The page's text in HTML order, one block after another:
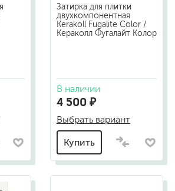
Затирка для плитки
двухкомпонентная
Kerakoll Fugalite Color /
Кераколл Фугалайт Колор
В наличии
4 500 ₽
Выбрать вариант
Купить